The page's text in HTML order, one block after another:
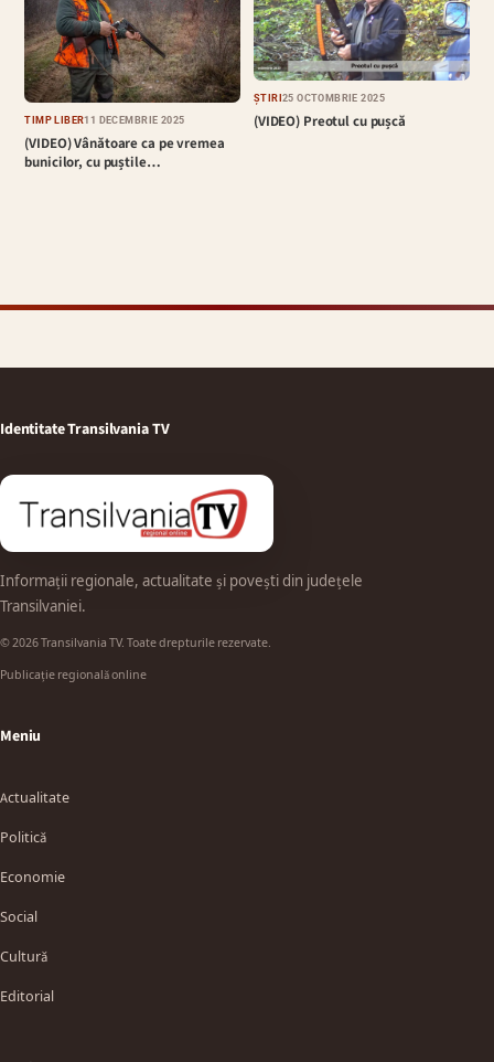
TIMP LIBER11 DECEMBRIE 2025
(VIDEO) Vânătoare ca pe vremea
bunicilor, cu puștile…
ȘTIRI25 OCTOMBRIE 2025
(VIDEO) Preotul cu pușcă
Identitate Transilvania TV
Informații regionale, actualitate și povești din județele
Transilvaniei.
© 2026 Transilvania TV. Toate drepturile rezervate.
Publicație regională online
Meniu
Actualitate
Politică
Economie
Social
Cultură
Editorial